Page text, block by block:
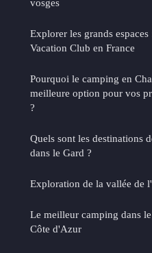
vosges
Explorer les grands
Vacation Club en France
Pourquoi le camping en
meilleure option pour vos
?
Quels sont les destinations
dans le Gard ?
Exploration de la vallée de
Le meilleur camping dans
Côte d'Azur